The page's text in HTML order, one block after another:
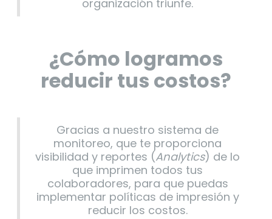
organización triunfe.
¿Cómo logramos
reducir tus costos?
Gracias a nuestro sistema de
monitoreo, que te proporciona
visibilidad y reportes (Analytics) de lo
que imprimen todos tus
colaboradores, para que puedas
implementar políticas de impresión y
reducir los costos.